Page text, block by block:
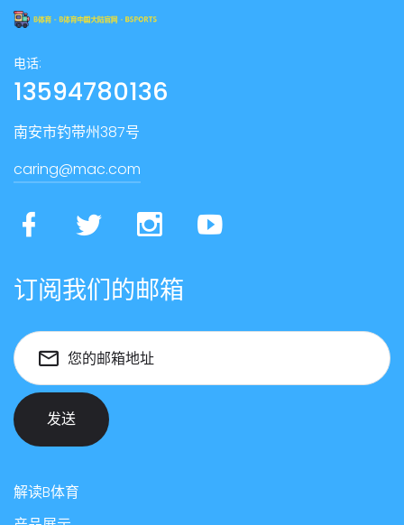
电话:
13594780136
南安市钓带州387号
caring@mac.com
订阅我们的邮箱
您的邮箱地址
发送
解读B体育